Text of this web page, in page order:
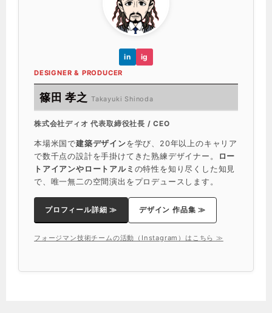
in ig
DESIGNER & PRODUCER
篠田 孝之 Takayuki Shinoda
株式会社ディオ 代表取締役社長 / CEO
本場米国で建築デザインを学び、20年以上のキャリア
で数千点の設計を手掛けてきた熟練デザイナー。
ロー
トアイアンやロートアルミ の特性を知り尽くした知見
で、唯一無二の空間演出をプロデュースします。
プロフィール詳細 ≫ デザイン 作品集 ≫
フォージマン技術チームの活動（Instagram）はこちら ≫